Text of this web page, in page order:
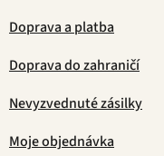
Doprava a platba
Doprava do zahraničí
Nevyzvednuté zásilky
Moje objednávka